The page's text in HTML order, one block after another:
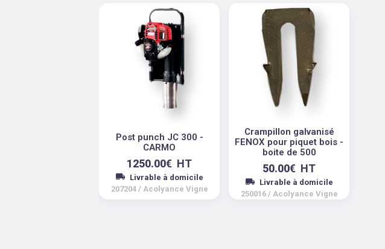
Post punch JC 300 -
CARMO
1250.00€ HT
Livrable à domicile
207204 / Acolyance Vigne
Crampillon galvanisé
FENOX pour piquet bois -
boite de 500
50.00€ HT
Livrable à domicile
250016 / Acolyance Vigne